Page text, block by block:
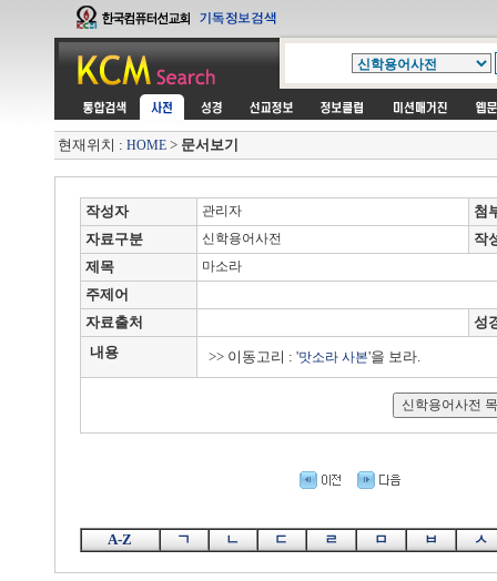
현재위치 : HOME > 문서보기
작성자 관리자
첨
자료구분
신학용어사전
작
제목
마소라
주제어
자료출처
성
내용
>> 이동고리 : '맛소라 사본'을 보라.
A-Z ㄱ ㄴ ㄷ ㄹ ㅁ ㅂ ㅅ